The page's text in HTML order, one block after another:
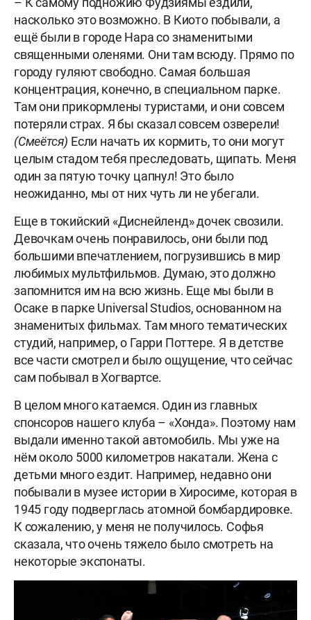
насколько это возможно. В Киото побывали, а
ещё были в городе Нара со знаменитыми
священными оленями. Они там всюду. Прямо по
городу гуляют свободно. Самая большая
концентрация, конечно, в специальном парке.
Там они прикормлены туристами, и они совсем
потеряли страх. Я бы сказал совсем озверели!
(Смеётся) Если начать их кормить, то они могут
целым стадом тебя преследовать, щипать. Меня
один за пятую точку цапнул! Это было
неожиданно, мы от них чуть ли не убегали.
Еще в токийский «Диснейленд» дочек свозили.
Девочкам очень понравилось, они были под
большими впечатлением, погрузившись в мир
любимых мультфильмов. Думаю, это должно
запомнится им на всю жизнь. Еще мы были в
Осаке в парке Universal Studios, основанном на
знаменитых фильмах. Там много тематических
студий, например, о Гарри Поттере. Я в детстве
все части смотрел и было ощущение, что сейчас
сам побывал в Хогвартсе.
В целом много катаемся. Один из главных
спонсоров нашего клуба – «Хонда». Поэтому нам
выдали именно такой автомобиль. Мы уже на
нём около 5000 километров накатали. Жена с
детьми много ездит. Например, недавно они
побывали в музее истории в Хиросиме, которая в
1945 году подверглась атомной бомбардировке.
К сожалению, у меня не получилось. Софья
сказала, что очень тяжело было смотреть на
некоторые экспонаты.